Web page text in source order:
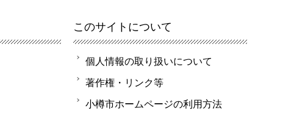
このサイトについて
個人情報の取り扱いについて
著作権・リンク等
小樽市ホームページの利用方法